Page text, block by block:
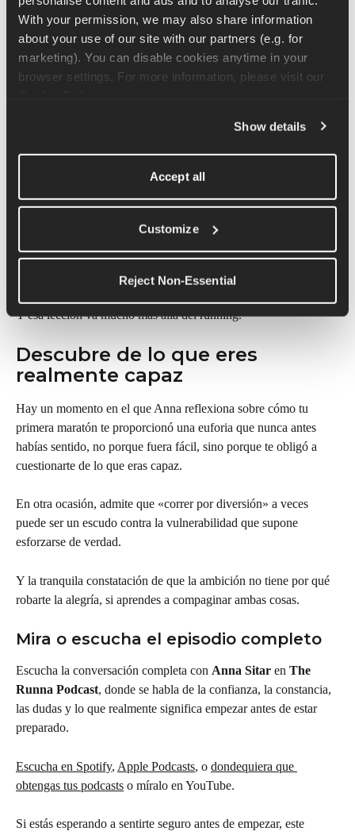
With your permission, we may also share information
about your use of our site with our partners (e.g. for
marketing). You can disable cookies anytime in your
Show details
Accept all
Customize
Reject Non-Essential
Tanto si estás a punto de salir a correr por primera vez, como si
vuelves después de un tiempo sin hacerlo, o si persigues un
gran objetivo que te da un poco de miedo, este episodio refleja
un sentimiento que muchos corredores reconocen:
La motivación es el motor que lo impulsa todo. «Tener
corazón es lo que marca la diferencia», revela en The
Y esa lección va mucho más allá del running.
Descubre de lo que eres
realmente capaz
Hay un momento en el que Anna reflexiona sobre cómo tu
primera maratón te proporcionó una euforia que nunca antes
habías sentido, no porque fuera fácil, sino porque te obligó a
cuestionarte de lo que eras capaz.
En otra ocasión, admite que «correr por diversión» a veces
puede ser un escudo contra la vulnerabilidad que supone
esforzarse de verdad.
Y la tranquila constatación de que la ambición no tiene por qué
robarte la alegría, si aprendes a compaginar ambas cosas.
Mira o escucha el episodio completo
Escucha la conversación completa con Anna Sitar en The
Runna Podcast, donde se habla de la confianza, la constancia,
las dudas y lo que realmente significa empezar antes de estar
preparado.
Escucha en Spotify, Apple Podcasts, o dondequiera que
obtengas tus podcasts o míralo en YouTube.
Si estás esperando a sentirte seguro antes de empezar, este